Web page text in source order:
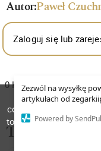
Zezwól na wysyłkę
artykułach od
Powered by
Autor:Paweł
Zaloguj się lub
0 Komentarzy
Zaloguj się lub
Tagi:
W celu
cookies. Pozostanie
to, że pliki cookies